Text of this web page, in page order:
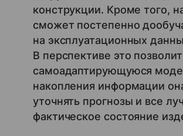
конструкции. Кроме того,
сможет постепенно
на эксплуатационных
В перспективе это
самоадаптирующуюся
накопления информации
уточнять прогнозы и все
фактическое состояние